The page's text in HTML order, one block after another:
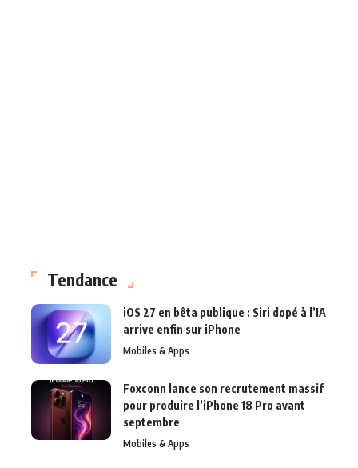
Tendance
iOS 27 en bêta publique : Siri dopé à l’IA
arrive enfin sur iPhone
Mobiles & Apps
Foxconn lance son recrutement massif
pour produire l’iPhone 18 Pro avant
septembre
Mobiles & Apps